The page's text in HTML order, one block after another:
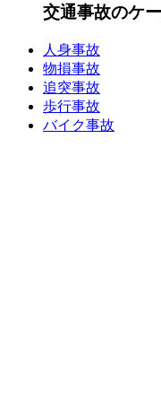
交通事故のケ
人身事故
物損事故
追突事故
歩行事故
バイク事故